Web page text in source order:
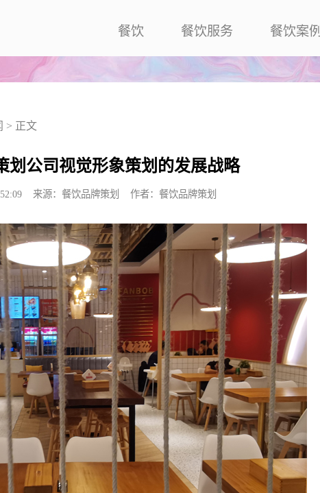
餐饮 餐饮服务 餐饮案例
> 正文
划公司视觉形象策划的发展战略
来源：餐饮品牌策划 作者：餐饮品牌策划